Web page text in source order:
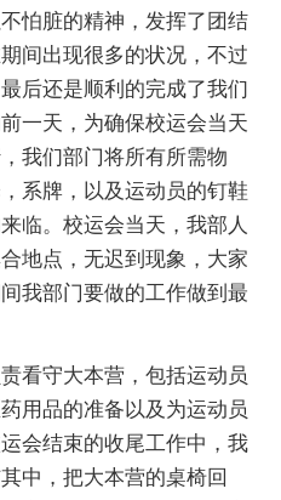
怕脏的精神，发挥了团结
间出现很多的状况，不过
后还是顺利的完成了我们
一天，为确保校运会当天
我们部门将所有所需物
系牌，以及运动员的钉鞋
临。校运会当天，我部人
地点，无迟到现象，大家
我部门要做的工作做到最
看守大本营，包括运动员
用品的准备以及为运动员
会结束的收尾工作中，我
中，把大本营的桌椅回